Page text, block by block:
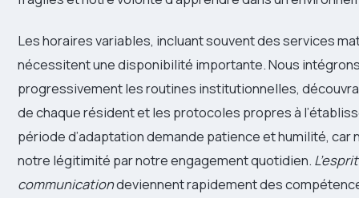
Les horaires variables, incluant souvent des services
nécessitent une disponibilité importante. Nous
progressivement les routines institutionnelles,
de chaque résident et les protocoles propres à
période d’adaptation demande patience et humilité, car
notre légitimité par notre engagement quotidien.
communicationdeviennent rapidement des